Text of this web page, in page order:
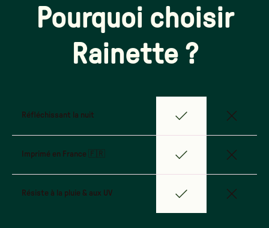
Pourquoi choisir
Rainette ?
Réfléchissant la nuit
Imprimé en France 🇫🇷
Résiste à la pluie & aux UV